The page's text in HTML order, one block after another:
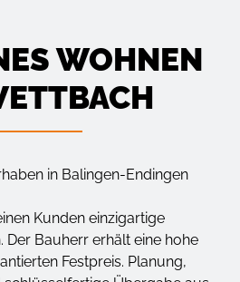
WOHNEN
in Balingen-Endingen
Kunden einzigartige
Der Bauherr erhält eine hohe
Festpreis. Planung,